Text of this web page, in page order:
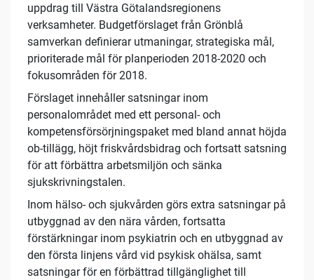
uppdrag till Västra Götalandsregionens
verksamheter. Budgetförslaget från Grönblå
samverkan definierar utmaningar, strategiska mål,
prioriterade mål för planperioden 2018-2020 och
fokusområden för 2018.
Förslaget innehåller satsningar inom
personalområdet med ett personal- och
kompetensförsörjningspaket med bland annat höjda
ob-tillägg, höjt friskvårdsbidrag och fortsatt satsning
för att förbättra arbetsmiljön och sänka
sjukskrivningstalen.
Inom hälso- och sjukvården görs extra satsningar på
utbyggnad av den nära vården, fortsatta
förstärkningar inom psykiatrin och en utbyggnad av
den första linjens vård vid psykisk ohälsa, samt
satsningar för en förbättrad tillgänglighet till